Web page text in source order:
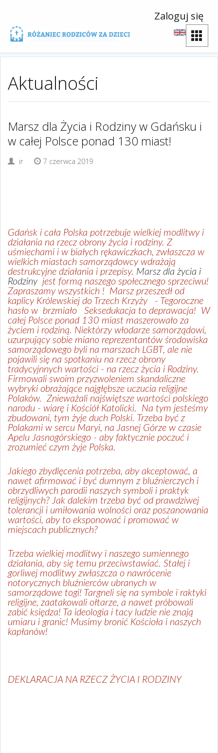
Zaloguj się
Aktualności
Marsz dla Życia i Rodziny w Gdańsku i
w całej Polsce ponad 130 miast!
ir 7 czerwca 2019
Gdańsk i cała Polska potrzebuje wielkiej modlitwy i
działania na rzecz obrony życia i rodziny. Z
uśmiechami i w białych rękawiczkach, zwłaszcza w
wielkich miastach samorządowcy wdrażają
destrukcyjne działania i przepisy. Marsz dla życia i
Rodziny jest formą naszego społecznego sprzeciwu!
Zapraszamy wszystkich ! Marsz przeszedł od
kaplicy Królewskiej do Trzech Krzyży - Tegoroczne
hasło w brzmiało Seksedukacja to deprawacja! W
całej Polsce ponad 130 miast maszerowało za
życiem i rodziną. Niektórzy włodarze samorządowi,
uzurpujący sobie miano reprezentantów środowiska
samorządowego byli na marszach LGBT, ale nie
pojawili się na spotkaniu na rzecz obrony
tradycyjnnych wartości - na rzecz życia i Rodziny.
Firmowali swoim przyzwoleniem skandaliczne
wybryki obrażające najgłębsze uczucia religijne
Polaków. Znieważali najświętsze wartości polskiego
narodu - wiarę i Kościół Katolicki. Na tym jesteśmy
zbudowani, tym żyje duch Polski. Trzeba być z
Polakami w sercu Maryi, na Jasnej Górze w czasie
Apelu Jasnogórskiego - aby faktycznie poczuć i
zrozumieć czym żyje Polska.
Jakiego zbydlęcenia potrzeba, aby akceptować, a
nawet afirmować i być dumnym z bluźnierczych i
obrzydliwych parodii naszych symboli i praktyk
religijnych? Jak dalekim trzeba być od prawdziwej
tolerancji i umiłowania wolności oraz poszanowania
wartości, aby to eksponować i promować w
miejscach publicznych?
Trzeba wielkiej modlitwy i naszego sumiennego
działania, aby się temu przeciwstawiać. Stałej i
gorliwej modlitwy zwłaszcza o nawrócenie
notorycznych bluźnierców ubranych w
samorządowe togi! Targneli się na symbole i raktyki
religijne, zaatakowali ołtarze, a nawet próbowali
zabić księdza! Ta ideologia i tacy ludzie nie znają
umiaru i granic! Musimy bronić Kościoła i naszych
kapłanów!
DEKLARACJA NA RZECZ ŻYCIA I RODZINY